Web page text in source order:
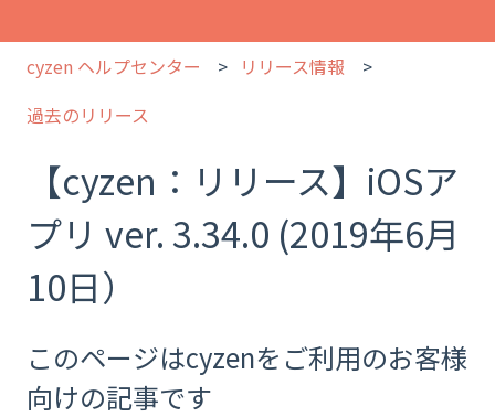
cyzen ヘルプセンター
リリース情報
過去のリリース
【cyzen：リリース】iOSア
プリ ver. 3.34.0 (2019年6月
10日）
このページはcyzenをご利用のお客様
向けの記事です